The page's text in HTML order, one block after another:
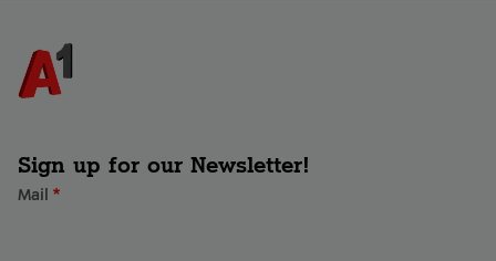
Sign up for our Newsletter!
Mail *